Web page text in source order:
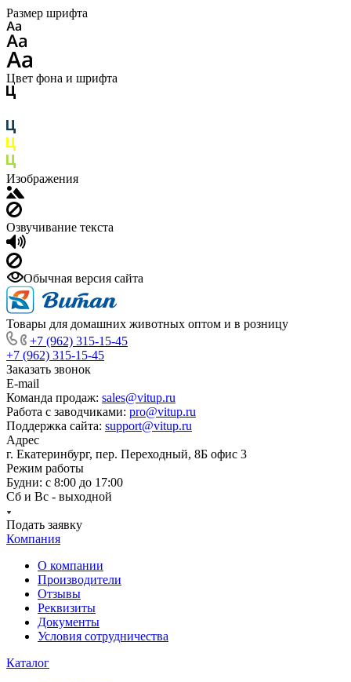
Размер шрифта
Цвет фона и шрифта
Изображения
Озвучивание текста
Обычная версия сайта
Товары для домашних животных оптом и в розницу
+7 (962) 315-15-45
+7 (962) 315-15-45
Заказать звонок
E-mail
Команда продаж: sales@vitup.ru
Работа с заводчиками: pro@vitup.ru
Поддержка сайта: support@vitup.ru
Адрес
г. Екатеринбург, пер. Переходный, 8Б офис 3
Режим работы
Будни: с 8:00 до 17:00
Сб и Вс - выходной
Подать заявку
Компания
О компании
Производители
Отзывы
Реквизиты
Документы
Условия сотрудничества
Каталог